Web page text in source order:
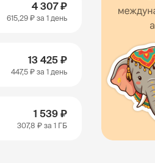
4 307 ₽
615,29 ₽ за 1 день
13 425 ₽
447,5 ₽ за 1 день
1 539 ₽
307,8 ₽ за 1 ГБ